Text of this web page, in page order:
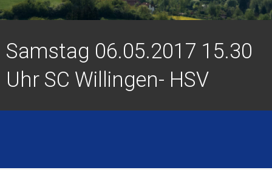
Samstag 06.05.2017 15.30
Uhr SC Willingen- HSV